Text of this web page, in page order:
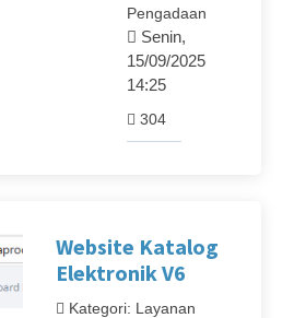
Pengadaan
Senin,
15/09/2025
14:25
304
Website Katalog
Elektronik V6
Kategori: Layanan